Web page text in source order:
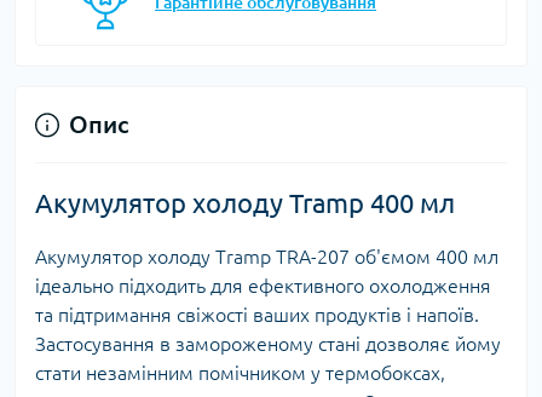
Опис
Акумулятор холоду Tramp 400 мл
Акумулятор холоду Tramp TRA-207 об'ємом 400 мл
ідеально підходить для ефективного охолодження
та підтримання свіжості ваших продуктів і напоїв.
Застосування в замороженому стані дозволяє йому
стати незамінним помічником у термобоксах,